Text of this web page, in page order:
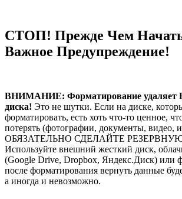
СТОП! Прежде Чем
Важное Предупреждение!
ВНИМАНИЕ: Форматирование удаляет
диска! Это не шутки. Если на диске,
форматировать, есть хоть что-то ценное,
потерять (фотографии, документы, видео,
ОБЯЗАТЕЛЬНО СДЕЛАЙТЕ
Используйте внешний жесткий диск,
(Google Drive, Dropbox, Яндекс.Диск) или
после форматирования вернуть данные
а иногда и невозможно.